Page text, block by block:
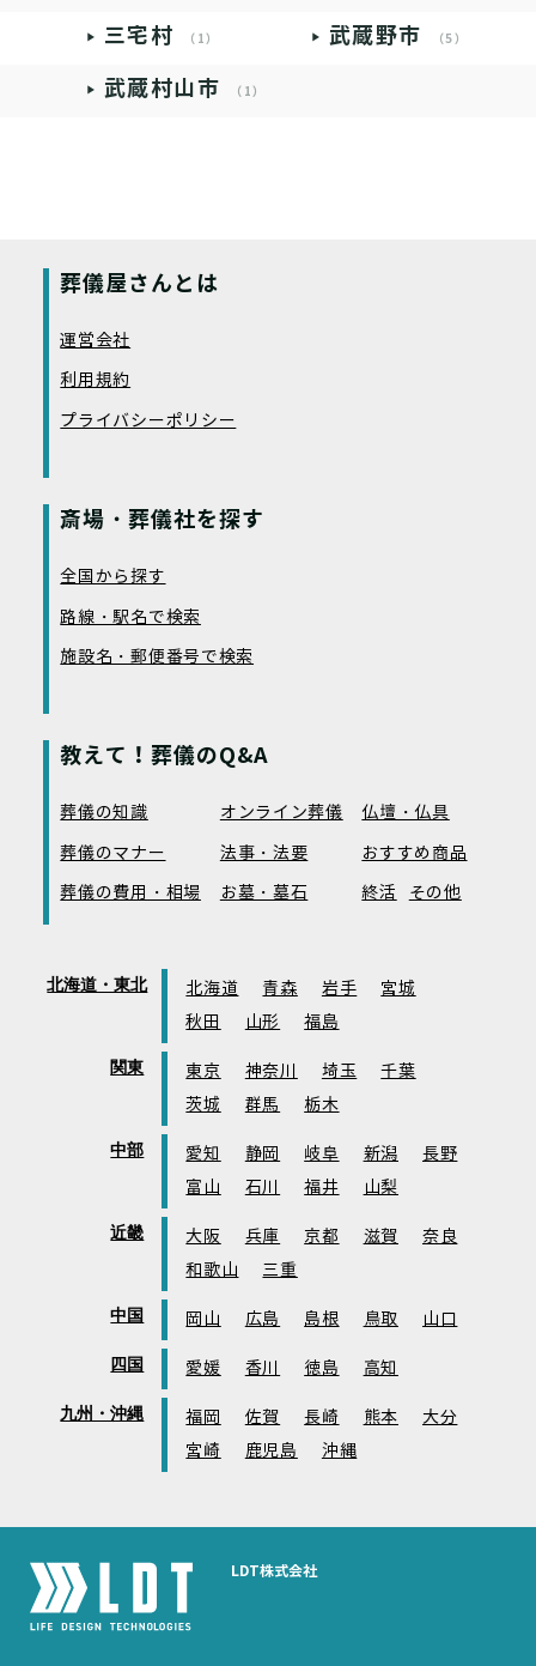
三宅村 （1） 武蔵野市 （5）
武蔵村山市 （1）
葬儀屋さんとは
運営会社
利用規約
プライバシーポリシー
斎場・葬儀社を探す
全国から探す
路線・駅名で検索
施設名・郵便番号で検索
教えて！葬儀のQ&A
葬儀の知識 オンライン葬儀
仏壇・仏具
葬儀のマナー
法事・法要
おすすめ商品
葬儀の費用・相場
お墓・墓石 終活 その他
北海道・東北 北海道 青森 岩手
宮城
秋田
山形 福島
関東 東京 神奈川 埼玉
千葉
茨城
群馬 栃木
中部 愛知 静岡 岐阜 新潟
長野
富山
石川 福井 山梨
近畿 大阪 兵庫 京都 滋賀
奈良
和歌山
三重
中国 岡山 広島 島根 鳥取 山口
四国 愛媛 香川 徳島 高知
九州・沖縄 福岡 佐賀 長崎 熊本
大分
宮崎
鹿児島 沖縄
LDT株式会社